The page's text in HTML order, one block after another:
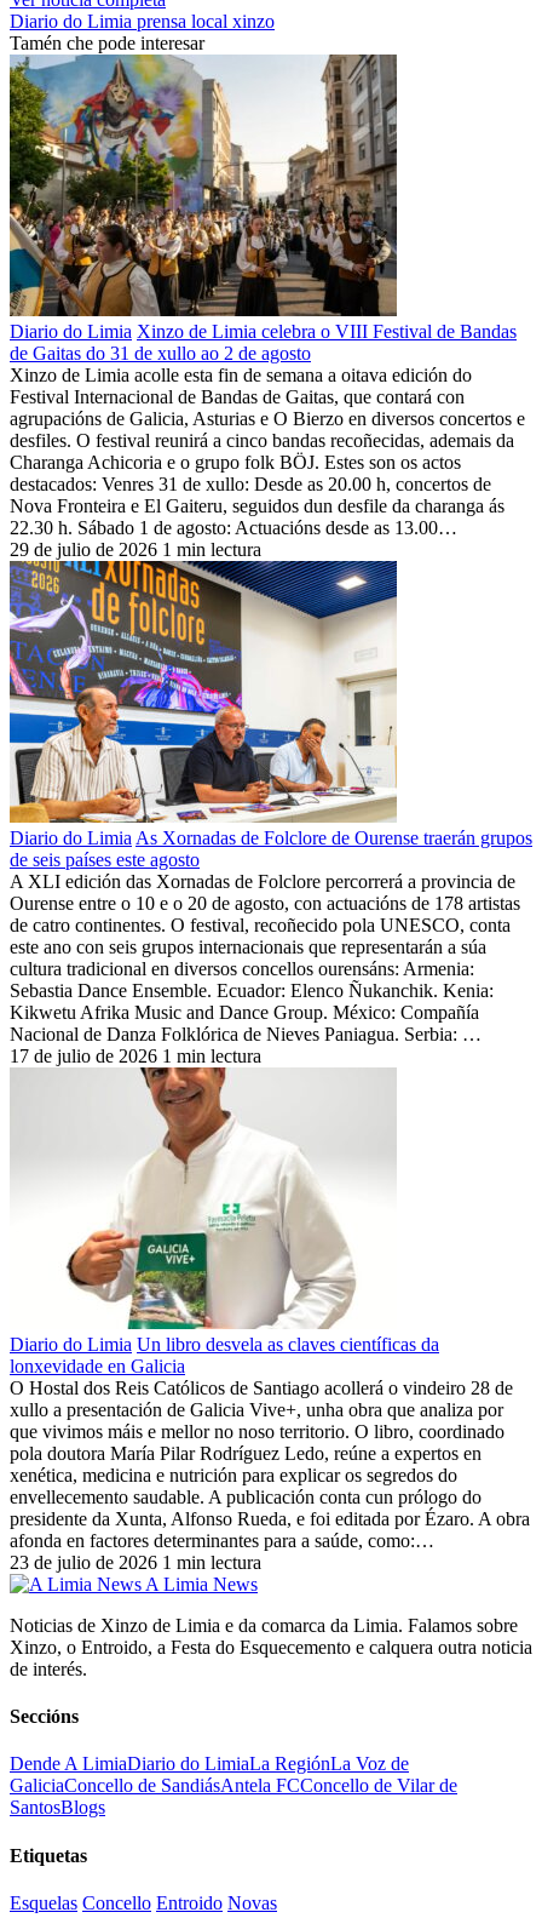
Diario do Limia prensa local xinzo
Tamén che pode interesar
Diario do Limia Xinzo de Limia celebra o VIII Festival de Bandas
de Gaitas do 31 de xullo ao 2 de agosto
Xinzo de Limia acolle esta fin de semana a oitava edición do
Festival Internacional de Bandas de Gaitas, que contará con
agrupacións de Galicia, Asturias e O Bierzo en diversos concertos e
desfiles. O festival reunirá a cinco bandas recoñecidas, ademais da
Charanga Achicoria e o grupo folk BÖJ. Estes son os actos
destacados: Venres 31 de xullo: Desde as 20.00 h, concertos de
Nova Fronteira e El Gaiteru, seguidos dun desfile da charanga ás
22.30 h. Sábado 1 de agosto: Actuacións desde as 13.00…
29 de julio de 2026 1 min lectura
Diario do Limia As Xornadas de Folclore de Ourense traerán grupos
de seis países este agosto
A XLI edición das Xornadas de Folclore percorrerá a provincia de
Ourense entre o 10 e o 20 de agosto, con actuacións de 178 artistas
de catro continentes. O festival, recoñecido pola UNESCO, conta
este ano con seis grupos internacionais que representarán a súa
cultura tradicional en diversos concellos ourensáns: Armenia:
Sebastia Dance Ensemble. Ecuador: Elenco Ñukanchik. Kenia:
Kikwetu Afrika Music and Dance Group. México: Compañía
Nacional de Danza Folklórica de Nieves Paniagua. Serbia: …
17 de julio de 2026 1 min lectura
Diario do Limia Un libro desvela as claves científicas da
lonxevidade en Galicia
O Hostal dos Reis Católicos de Santiago acollerá o vindeiro 28 de
xullo a presentación de Galicia Vive+, unha obra que analiza por
que vivimos máis e mellor no noso territorio. O libro, coordinado
pola doutora María Pilar Rodríguez Ledo, reúne a expertos en
xenética, medicina e nutrición para explicar os segredos do
envellecemento saudable. A publicación conta cun prólogo do
presidente da Xunta, Alfonso Rueda, e foi editada por Ézaro. A obra
afonda en factores determinantes para a saúde, como:…
23 de julio de 2026 1 min lectura
A Limia News
Noticias de Xinzo de Limia e da comarca da Limia. Falamos sobre
Xinzo, o Entroido, a Festa do Esquecemento e calquera outra noticia
de interés.
Seccións
Dende A LimiaDiario do LimiaLa RegiónLa Voz de
GaliciaConcello de SandiásAntela FCConcello de Vilar de
SantosBlogs
Etiquetas
Esquelas Concello Entroido Novas